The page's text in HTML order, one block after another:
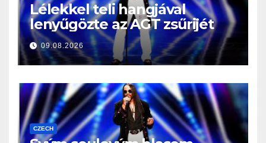
Lélekkel teli hangjával
lenyűgözte az AGT zsűrijét
09.08.2026
CZECH